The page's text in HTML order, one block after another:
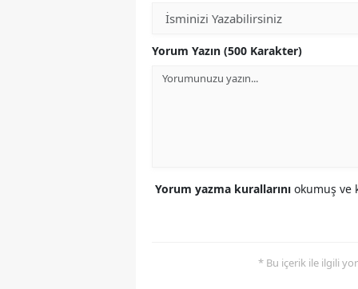
Yorum Yazın (500 Karakter)
Yorum yazma kurallarını okumuş ve
* Bu içerik ile ilgili